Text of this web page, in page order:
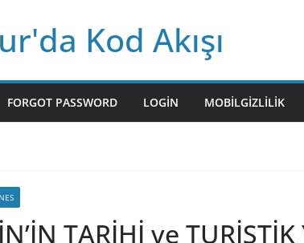
Kod Akışı
FORGOT PASSWORD LOGIN MOBILGIZLILIK
TARİHİ ve TURİSTİK